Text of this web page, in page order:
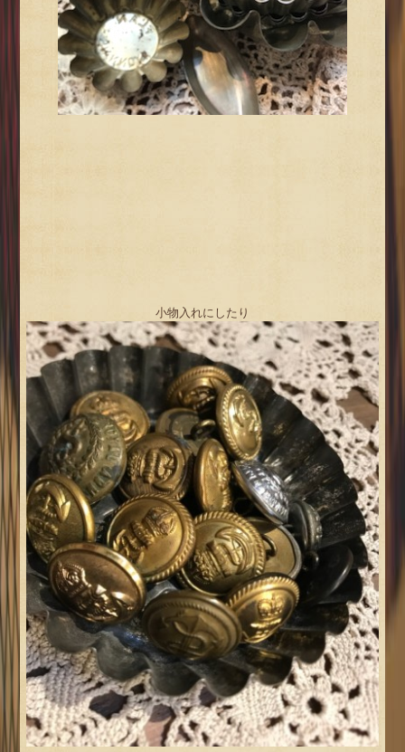
小物入れにしたり